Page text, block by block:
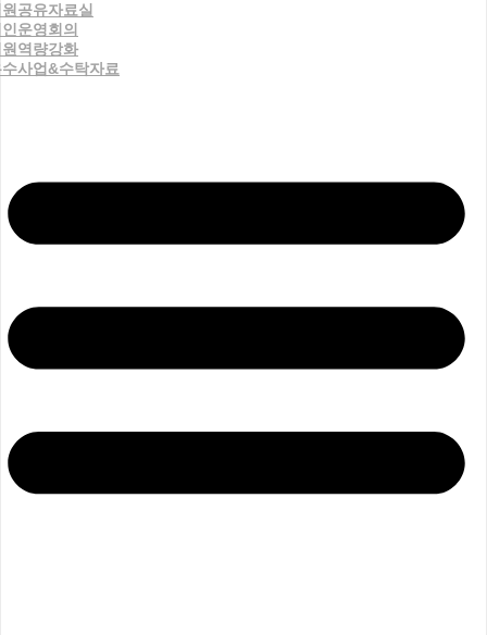
공유자료실
운영회의
역량강화
사업&수탁자료